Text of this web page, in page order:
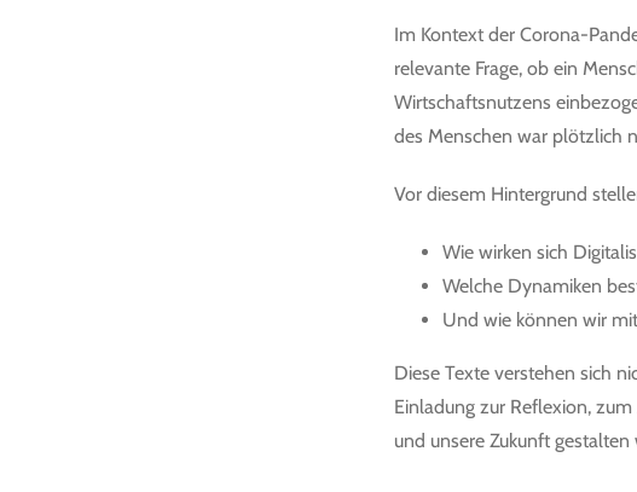
Im Kontext der Corona-
relevante Frage, ob ein
Wirtschaftsnutzens
des Menschen war plötzlich
Vor diesem Hintergrund
Wie wirken sich
Welche Dynamiken
Und wie können wir
Diese Texte verstehen sich
Einladung zur Reflexion,
und unsere Zukunft gestalten